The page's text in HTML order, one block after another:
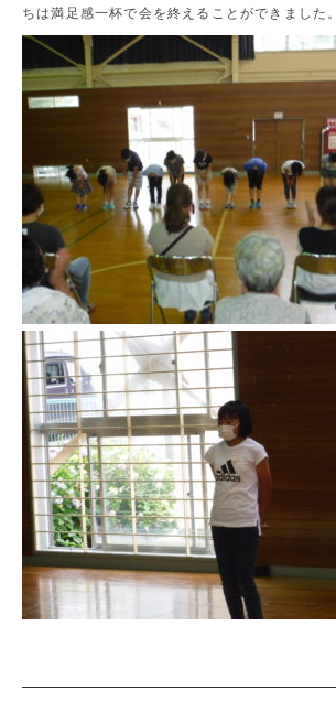
ちは満足感一杯で会を終えることができました。